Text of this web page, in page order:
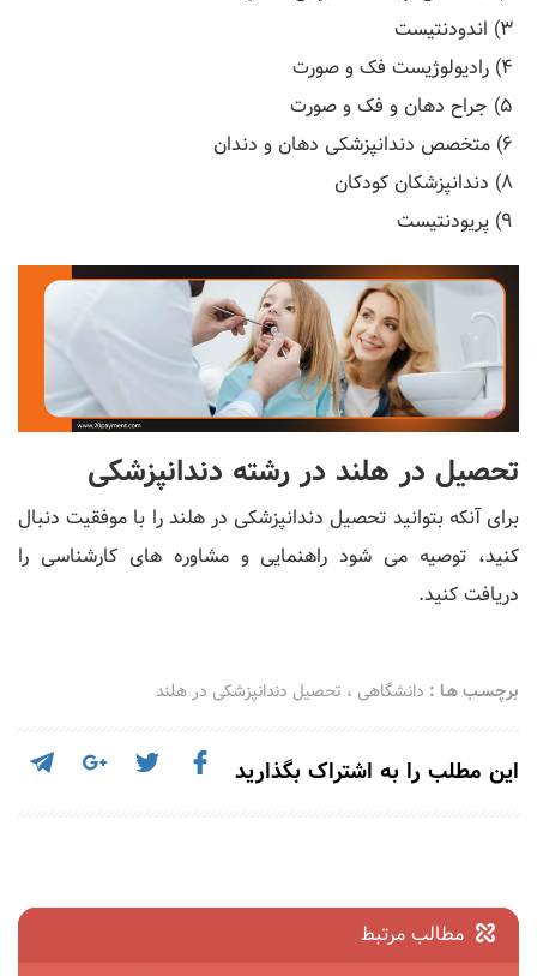
تحصیل در هلند در رشته دندانپزشکی
برای آنکه بتوانید تحصیل دندانپزشکی در هلند را با موفقیت دنبال
کنید، توصیه می شود راهنمایی و مشاوره های کارشناسی را
دریافت کنید.
برچسـب هـا : دانشگاهی ، تحصیل دندانپزشکی در هلند
این مطلب را به اشتراک بگذارید
مطالب مرتبط